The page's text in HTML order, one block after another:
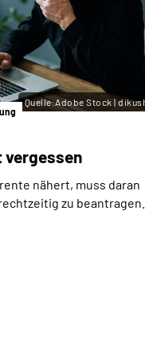
vergessen
nähert, muss daran
zu beantragen.
Quelle:Adobe Stock |